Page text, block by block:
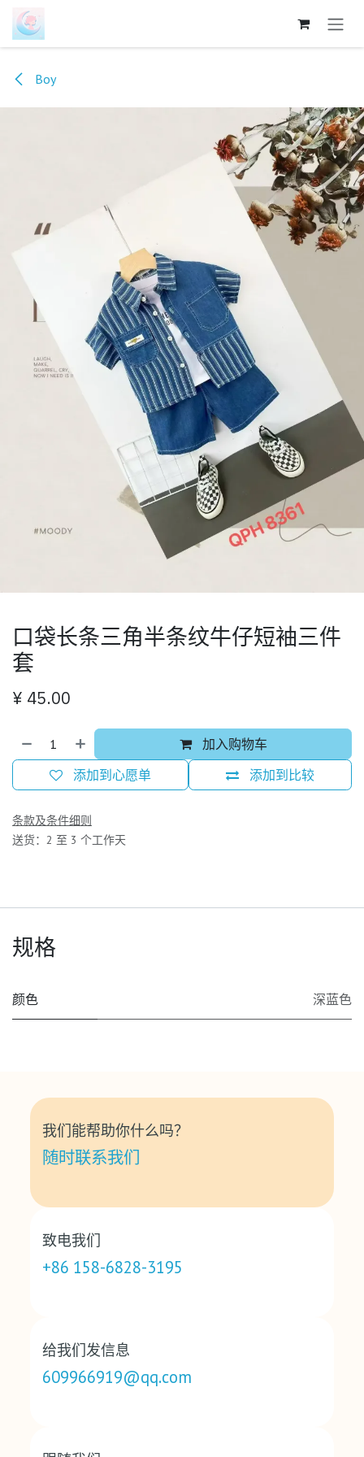
跳至内容
Boy
口袋长条三角半条纹牛仔短袖三件
套
¥ 45.00
加入购物车
添加到比较
添加到心愿单
条款及条件细则
送货：2 至 3 个工作天
规格
颜色 深蓝色
我们能帮助你什么吗？
随时联系我们
致电我们
+86 158-6828-3195
给我们发信息
609966919@qq.com